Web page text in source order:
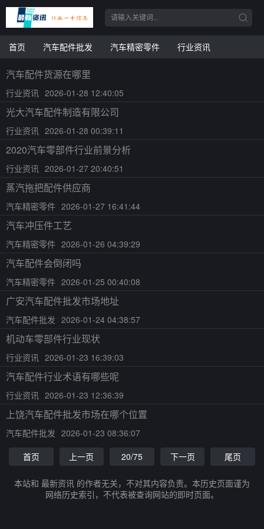
首页 汽车配件批发 汽车精密零件 行业资讯
汽车配件货源在哪里
行业资讯 2026-01-28 12:40:05
光大汽车配件制造有限公司
行业资讯 2026-01-28 00:39:11
2020汽车零部件行业前景分析
行业资讯 2026-01-27 20:40:51
蒸汽拖把配件供应商
汽车精密零件 2026-01-27 16:41:44
汽车冲压件工艺
汽车精密零件 2026-01-26 04:39:29
汽车配件会倒闭吗
汽车精密零件 2026-01-25 00:40:08
广安汽车配件批发市场地址
汽车配件批发 2026-01-24 04:38:57
机动车零部件行业现状
行业资讯 2026-01-23 16:39:03
汽车配件行业术语有哪些呢
行业资讯 2026-01-23 12:36:39
上饶汽车配件批发市场在哪个位置
汽车配件批发 2026-01-23 08:36:07
首页
上一页 20/75 下一页 尾页
本站和 最新资讯 的作者无关，不对其内容负责。本历史页面谨为
网络历史索引，不代表被查询网站的即时页面。